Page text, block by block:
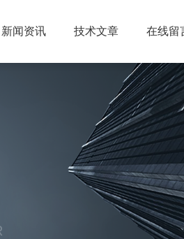
新闻资讯 技术文章 在线留